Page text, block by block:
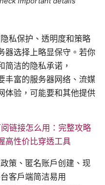
私保护、透明度和策略
器选择上略显保守。若你
简洁的隐私承诺，
丰富的服务器网络、流媒
体验，可能要和其他提供
链接怎么用：完整攻略
高性价比穿透工具
策、匿名账户创建、现
客户端简洁易用